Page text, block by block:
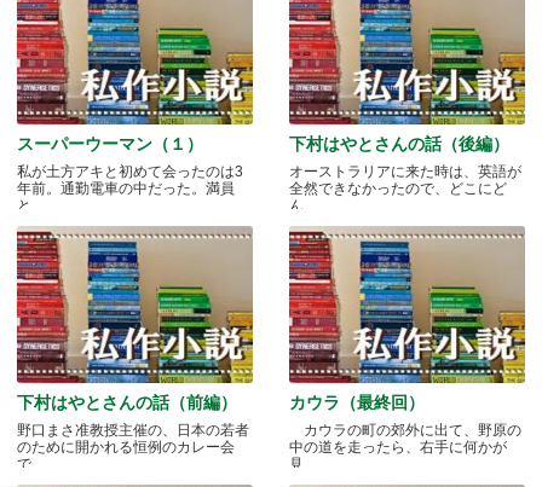
スーパーウーマン（１）
私が土方アキと初めて会ったのは3
年前。通勤電車の中だった。満員
と.....
下村はやとさんの話（後編）
オーストラリアに来た時は、英語が
全然できなかったので、どこにど
ん.....
下村はやとさんの話（前編）
野口まさ准教授主催の、日本の若者
のために開かれる恒例のカレー会
で.....
カウラ（最終回）
カウラの町の郊外に出て、野原の
中の道を走ったら、右手に何かが
見.....